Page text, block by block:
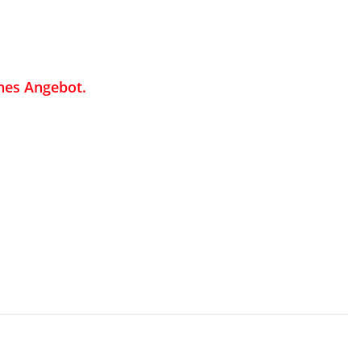
Angebot.